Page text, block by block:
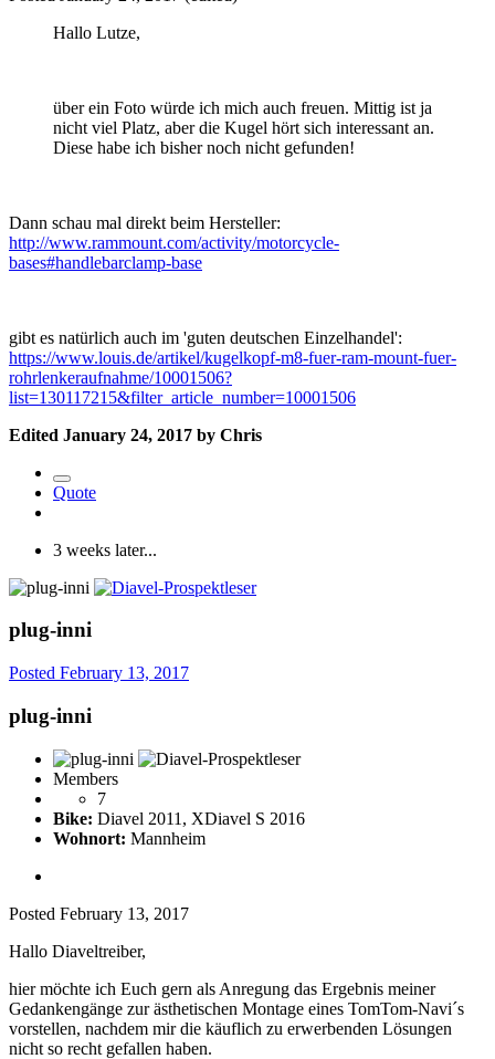
Hallo Lutze,
über ein Foto würde ich mich auch freuen. Mittig ist ja
nicht viel Platz, aber die Kugel hört sich interessant an.
Diese habe ich bisher noch nicht gefunden!
Dann schau mal direkt beim Hersteller:
http://www.rammount.com/activity/motorcycle-
bases#handlebarclamp-base
gibt es natürlich auch im 'guten deutschen Einzelhandel':
https://www.louis.de/artikel/kugelkopf-m8-fuer-ram-mount-fuer-
rohrlenkeraufnahme/10001506?
list=130117215&filter_article_number=10001506
Edited January 24, 2017 by Chris
Quote
3 weeks later...
plug-inni
Posted February 13, 2017
plug-inni
Members
7
Bike: Diavel 2011, XDiavel S 2016
Wohnort: Mannheim
Posted February 13, 2017
Hallo Diaveltreiber,
hier möchte ich Euch gern als Anregung das Ergebnis meiner
Gedankengänge zur ästhetischen Montage eines TomTom-Navi´s
vorstellen, nachdem mir die käuflich zu erwerbenden Lösungen
nicht so recht gefallen haben.